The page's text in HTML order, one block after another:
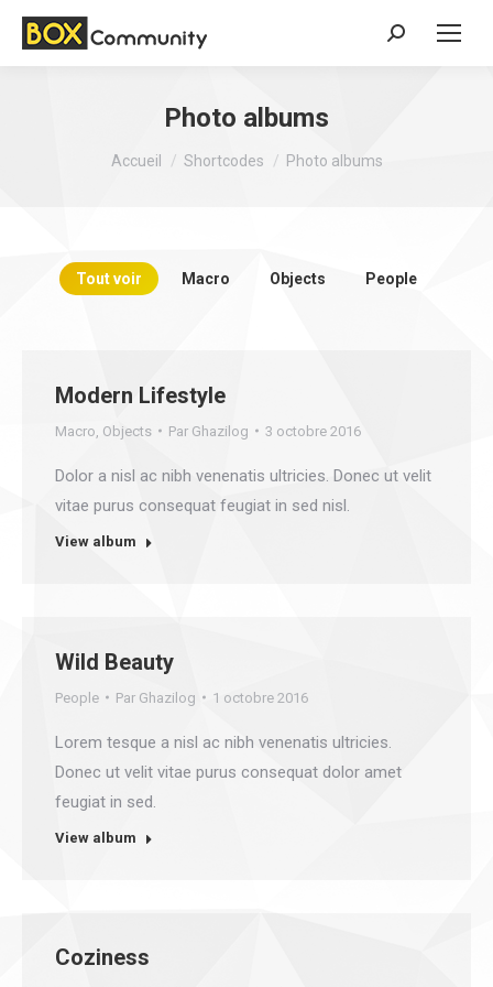
Search:
Photo albums
Vous êtes ici :
Accueil Shortcodes Photo albums
Tout voir Macro Objects People
Modern Lifestyle
Macro Objects Par Ghazilog 3 octobre 2016
Dolor a nisl ac nibh venenatis ultricies. Donec ut velit
vitae purus consequat feugiat in sed nisl.
View album
Wild Beauty
People Par Ghazilog 1 octobre 2016
Lorem tesque a nisl ac nibh venenatis ultricies.
Donec ut velit vitae purus consequat dolor amet
feugiat in sed.
View album
Coziness